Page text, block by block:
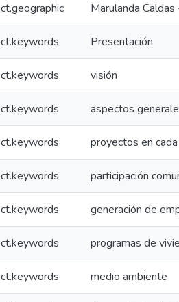
Marulanda
Presentación
visión
aspectos
proyectos en
participación
generación de
programas de
medio ambiente